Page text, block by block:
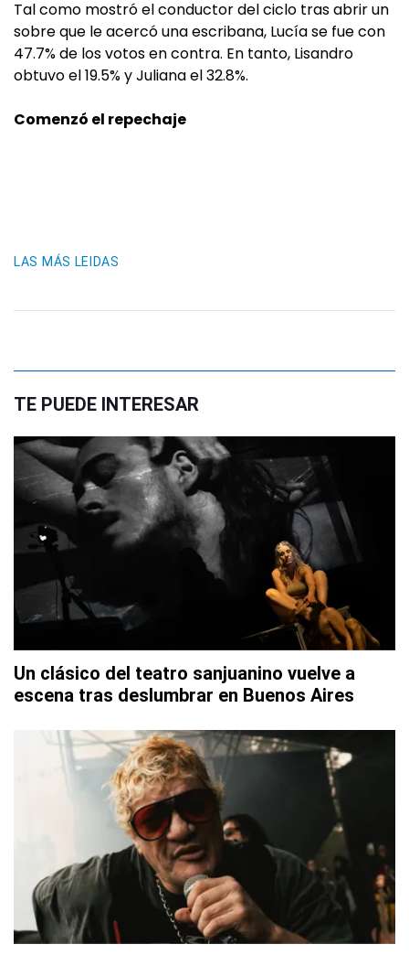
Tal como mostró el conductor del ciclo tras abrir un
sobre que le acercó una escribana, Lucía se fue con
47.7% de los votos en contra. En tanto, Lisandro
obtuvo el 19.5% y Juliana el 32.8%.
Comenzó el repechaje
LAS MÁS LEIDAS
TE PUEDE INTERESAR
Un clásico del teatro sanjuanino vuelve a
escena tras deslumbrar en Buenos Aires